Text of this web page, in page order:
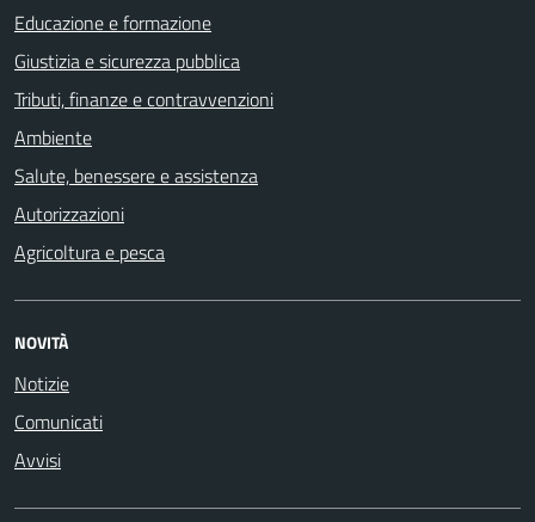
Educazione e formazione
Giustizia e sicurezza pubblica
Tributi, finanze e contravvenzioni
Ambiente
Salute, benessere e assistenza
Autorizzazioni
Agricoltura e pesca
NOVITÀ
Notizie
Comunicati
Avvisi